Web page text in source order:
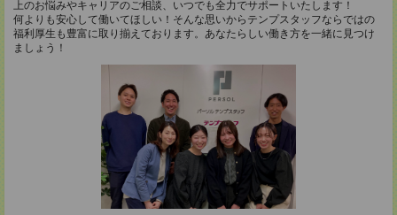
上のお悩みやキャリアのご相談、いつでも全力でサポートいたします！
何よりも安心して働いてほしい！そんな思いからテンプスタッフならではの
福利厚生も豊富に取り揃えております。あなたらしい働き方を一緒に見つけ
ましょう！